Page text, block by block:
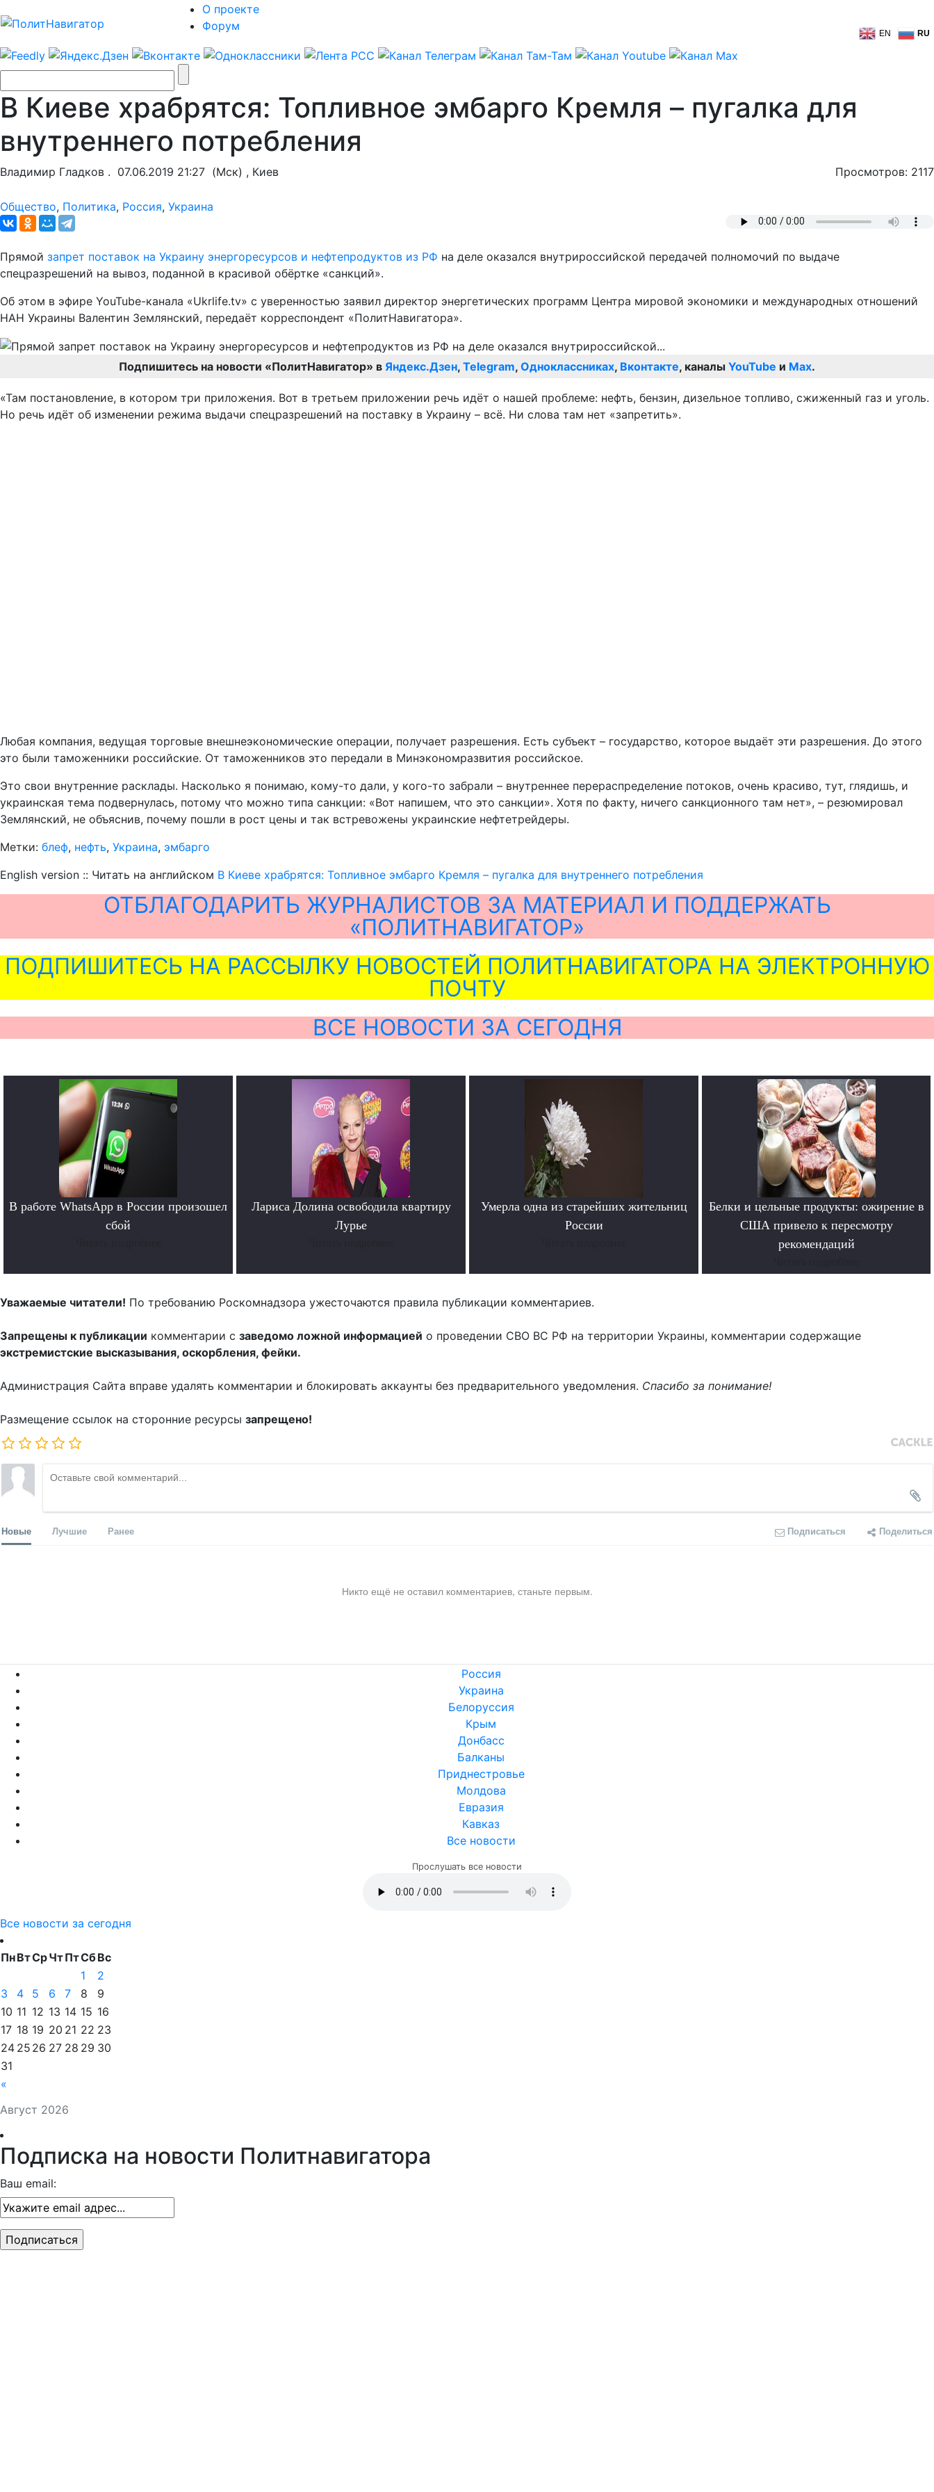
О проекте
Форум
EN RU
В Киеве храбрятся: Топливное эмбарго Кремля – пугалка для
внутреннего потребления
Владимир Гладков . 07.06.2019 21:27 (Мск) , Киев Просмотров: 2117
Общество, Политика, Россия, Украина
Прямой запрет поставок на Украину энергоресурсов и нефтепродуктов из РФ на деле оказался внутрироссийской передачей полномочий по выдаче
спецразрешений на вывоз, поданной в красивой обёртке «санкций».
Об этом в эфире YouTube-канала «Ukrlife.tv» с уверенностью заявил директор энергетических программ Центра мировой экономики и международных отношений
НАН Украины Валентин Землянский, передаёт корреспондент «ПолитНавигатора».
Подпишитесь на новости «ПолитНавигатор» в Яндекс.Дзен, Telegram, Одноклассниках, Вконтакте, каналы YouTube и Max.
«Там постановление, в котором три приложения. Вот в третьем приложении речь идёт о нашей проблеме: нефть, бензин, дизельное топливо, сжиженный газ и уголь.
Но речь идёт об изменении режима выдачи спецразрешений на поставку в Украину – всё. Ни слова там нет «запретить».
Любая компания, ведущая торговые внешнеэкономические операции, получает разрешения. Есть субъект – государство, которое выдаёт эти разрешения. До этого
это были таможенники российские. От таможенников это передали в Минэкономразвития российское.
Это свои внутренние расклады. Насколько я понимаю, кому-то дали, у кого-то забрали – внутреннее перераспределение потоков, очень красиво, тут, глядишь, и
украинская тема подвернулась, потому что можно типа санкции: «Вот напишем, что это санкции». Хотя по факту, ничего санкционного там нет», – резюмировал
Землянский, не объяснив, почему пошли в рост цены и так встревожены украинские нефтетрейдеры.
Метки: блеф, нефть, Украина, эмбарго
English version :: Читать на английском В Киеве храбрятся: Топливное эмбарго Кремля – пугалка для внутреннего потребления
ОТБЛАГОДАРИТЬ ЖУРНАЛИСТОВ ЗА МАТЕРИАЛ И ПОДДЕРЖАТЬ
«ПОЛИТНАВИГАТОР»
ПОДПИШИТЕСЬ НА РАССЫЛКУ НОВОСТЕЙ ПОЛИТНАВИГАТОРА НА ЭЛЕКТРОННУЮ
ПОЧТУ
ВСЕ НОВОСТИ ЗА СЕГОДНЯ
В работе WhatsApp в России произошел
сбой
Лариса Долина освободила квартиру
Лурье
Умерла одна из старейших жительниц
России
Белки и цельные продукты: ожирение в
США привело к пересмотру
рекомендаций
Уважаемые читатели! По требованию Роскомнадзора ужесточаются правила публикации комментариев.
Запрещены к публикации комментарии с заведомо ложной информацией о проведении СВО ВС РФ на территории Украины, комментарии содержащие
экстремистские высказывания, оскорбления, фейки.
Администрация Сайта вправе удалять комментарии и блокировать аккаунты без предварительного уведомления. Спасибо за понимание!
Размещение ссылок на сторонние ресурсы запрещено!
Новые Лучшие Ранее Подписаться Поделиться
Никто ещё не оставил комментариев, станьте первым.
Россия
Украина
Белоруссия
Крым
Донбасс
Балканы
Приднестровье
Молдова
Евразия
Кавказ
Все новости
Прослушать все новости
Все новости за сегодня
Август 2026
ПнВтСрЧтПтСбВс
«
1
2
3
4 5 6 7 8
9
10 11 12 13 14 15 16
17 18 19 20 21 22 23
24 25 26 27 28 29 30
31
Подписка на новости Политнавигатора
Ваш email: